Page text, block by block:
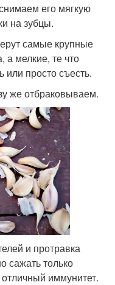
его мягкую
на зубцы.
самые крупные
а мелкие, те что
или просто съесть.
же отбраковываем.
и протравка
сажать только
иммунитет.